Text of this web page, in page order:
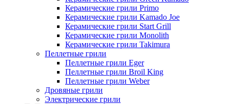
Керамические грили Primo
Керамические грили Kamado Joe
Керамические грили Start Grill
Керамические грили Monolith
Керамические грили Takimura
Пеллетные грили
Пеллетные грили Eger
Пеллетные грили Broil King
Пеллетные грили Weber
Дровяные грили
Электрические грили